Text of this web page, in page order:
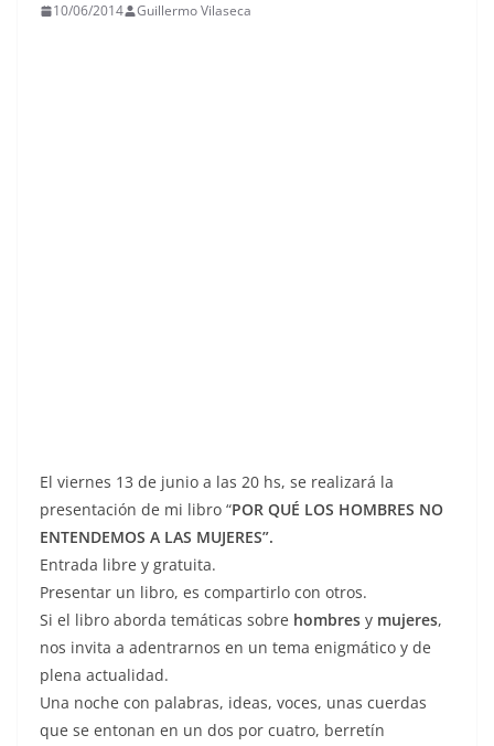
10/06/2014 Guillermo Vilaseca
El viernes 13 de junio a las 20 hs, se realizará la
presentación de mi libro “POR QUÉ LOS HOMBRES NO
ENTENDEMOS A LAS MUJERES”.
Entrada libre y gratuita.
Presentar un libro, es compartirlo con otros.
Si el libro aborda temáticas sobre hombres y mujeres,
nos invita a adentrarnos en un tema enigmático y de
plena actualidad.
Una noche con palabras, ideas, voces, unas cuerdas
que se entonan en un dos por cuatro, berretín